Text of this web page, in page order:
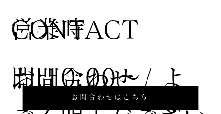
CONTACT
お問合わせ / よ
お問合わせはこちら
営業時
間:10:00〜